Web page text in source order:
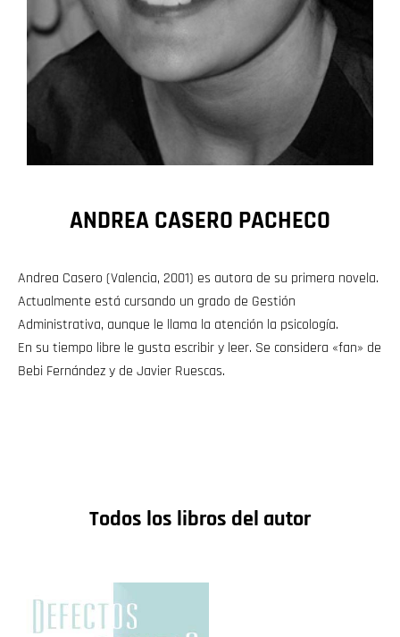
ANDREA CASERO PACHECO
Andrea Casero (Valencia, 2001) es autora de su primera novela.
Actualmente está cursando un grado de Gestión
Administrativa, aunque le llama la atención la psicología.
En su tiempo libre le gusta escribir y leer. Se considera «fan» de
Bebi Fernández y de Javier Ruescas.
Todos los libros del autor